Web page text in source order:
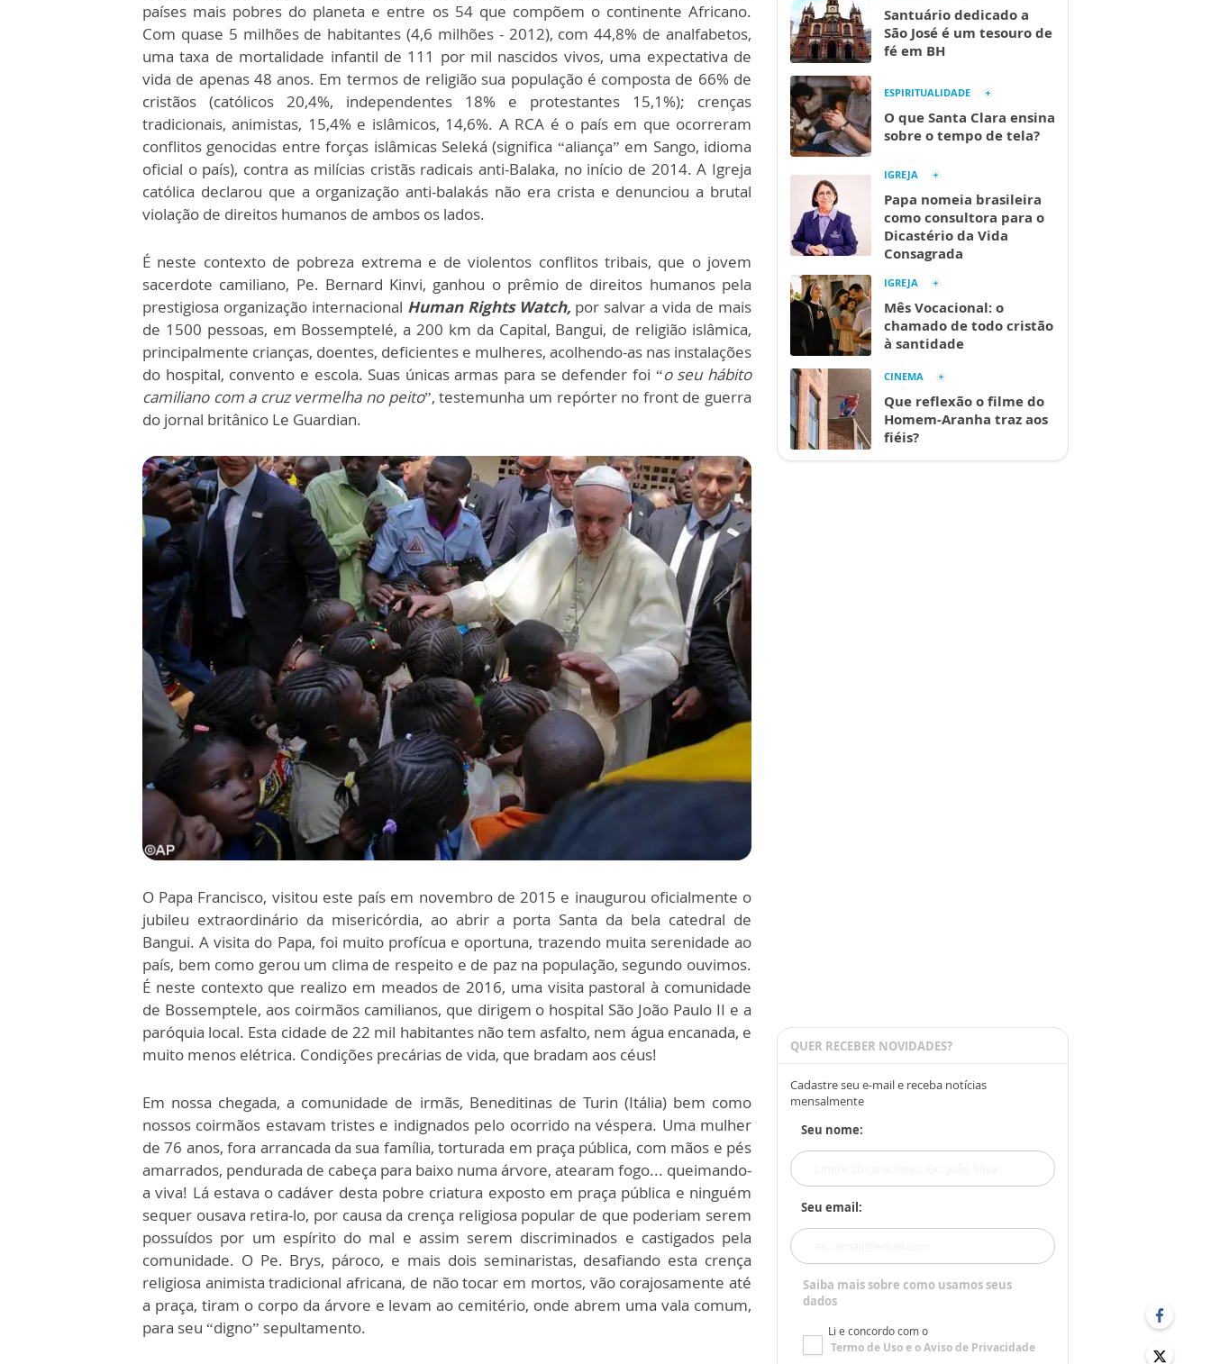
países mais pobres do planeta e entre os 54 que compõem o continente Africano.
Com quase 5 milhões de habitantes (4,6 milhões - 2012), com 44,8% de analfabetos,
uma taxa de mortalidade infantil de 111 por mil nascidos vivos, uma expectativa de
vida de apenas 48 anos. Em termos de religião sua população é composta de 66% de
cristãos (católicos 20,4%, independentes 18% e protestantes 15,1%); crenças
tradicionais, animistas, 15,4% e islâmicos, 14,6%. A RCA é o país em que ocorreram
conflitos genocidas entre forças islâmicas Seleká (significa “aliança” em Sango, idioma
oficial o país), contra as milícias cristãs radicais anti-Balaka, no início de 2014. A Igreja
católica declarou que a organização anti-balakás não era crista e denunciou a brutal
violação de direitos humanos de ambos os lados.
É neste contexto de pobreza extrema e de violentos conflitos tribais, que o jovem
sacerdote camiliano, Pe. Bernard Kinvi, ganhou o prêmio de direitos humanos pela
prestigiosa organização internacional Human Rights Watch, por salvar a vida de mais
de 1500 pessoas, em Bossemptelé, a 200 km da Capital, Bangui, de religião islâmica,
principalmente crianças, doentes, deficientes e mulheres, acolhendo-as nas instalações
do hospital, convento e escola. Suas únicas armas para se defender foi “o seu hábito
camiliano com a cruz vermelha no peito”, testemunha um repórter no front de guerra
do jornal britânico Le Guardian.
O Papa Francisco, visitou este país em novembro de 2015 e inaugurou oficialmente o
jubileu extraordinário da misericórdia, ao abrir a porta Santa da bela catedral de
Bangui. A visita do Papa, foi muito profícua e oportuna, trazendo muita serenidade ao
país, bem como gerou um clima de respeito e de paz na população, segundo ouvimos.
É neste contexto que realizo em meados de 2016, uma visita pastoral à comunidade
de Bossemptele, aos coirmãos camilianos, que dirigem o hospital São João Paulo II e a
paróquia local. Esta cidade de 22 mil habitantes não tem asfalto, nem água encanada, e
muito menos elétrica. Condições precárias de vida, que bradam aos céus!
Em nossa chegada, a comunidade de irmãs, Beneditinas de Turin (Itália) bem como
nossos coirmãos estavam tristes e indignados pelo ocorrido na véspera. Uma mulher
de 76 anos, fora arrancada da sua família, torturada em praça pública, com mãos e pés
amarrados, pendurada de cabeça para baixo numa árvore, atearam fogo... queimando-
a viva! Lá estava o cadáver desta pobre criatura exposto em praça pública e ninguém
sequer ousava retira-lo, por causa da crença religiosa popular de que poderiam serem
possuídos por um espírito do mal e assim serem discriminados e castigados pela
comunidade. O Pe. Brys, pároco, e mais dois seminaristas, desafiando esta crença
religiosa animista tradicional africana, de não tocar em mortos, vão corajosamente até
a praça, tiram o corpo da árvore e levam ao cemitério, onde abrem uma vala comum,
para seu “digno” sepultamento.
Santuário dedicado a
São José é um tesouro de
fé em BH
ESPIRITUALIDADE
O que Santa Clara ensina
sobre o tempo de tela?
IGREJA
Papa nomeia brasileira
como consultora para o
Dicastério da Vida
Consagrada
IGREJA
Mês Vocacional: o
chamado de todo cristão
à santidade
CINEMA
Que reflexão o filme do
Homem-Aranha traz aos
fiéis?
QUER RECEBER NOVIDADES?
Cadastre seu e-mail e receba notícias
mensalmente
Seu nome:
Seu email:
Saiba mais sobre como usamos seus
dados
Li e concordo com o
Termo de Usoe oAviso de Privacidade